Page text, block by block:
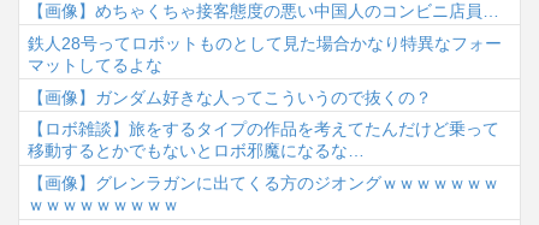
【画像】めちゃくちゃ接客態度の悪い中国人のコンビニ店員…
鉄人28号ってロボットものとして見た場合かなり特異なフォー
マットしてるよな
【画像】ガンダム好きな人ってこういうので抜くの？
【ロボ雑談】旅をするタイプの作品を考えてたんだけど乗って
移動するとかでもないとロボ邪魔になるな…
【画像】グレンラガンに出てくる方のジオングｗｗｗｗｗｗｗ
ｗｗｗｗｗｗｗｗｗ